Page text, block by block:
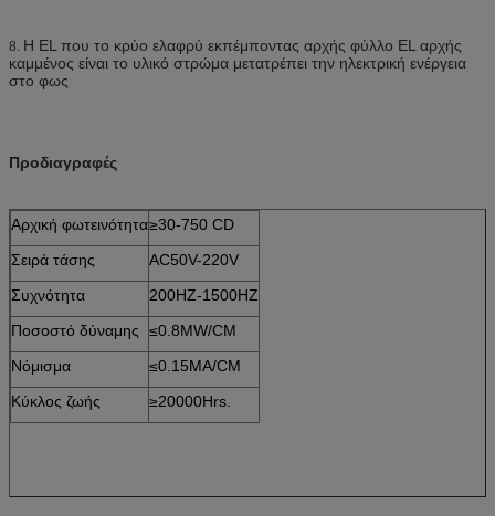
8. Η EL που το κρύο ελαφρύ εκπέμποντας αρχής φύλλο EL αρχής
καμμένος είναι το υλικό στρώμα μετατρέπει την ηλεκτρική ενέργεια
στο φως
Προδιαγραφές
Αρχική φωτεινότητα≥30-750 CD
Σειρά τάσης
AC50V-220V
Συχνότητα
200HZ-1500HZ
Ποσοστό δύναμης
≤0.8MW/CM
Νόμισμα
≤0.15MA/CM
Κύκλος ζωής
≥20000Hrs.